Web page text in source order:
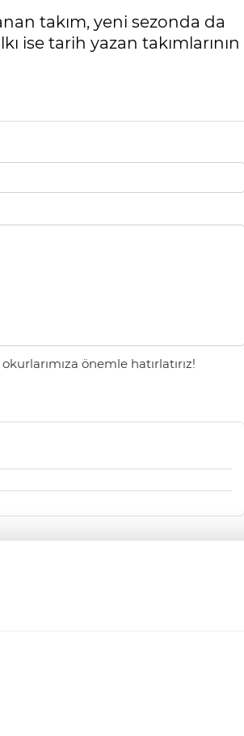
takım, yeni sezonda da
ise tarih yazan takımlarının
önemle hatırlatırız!